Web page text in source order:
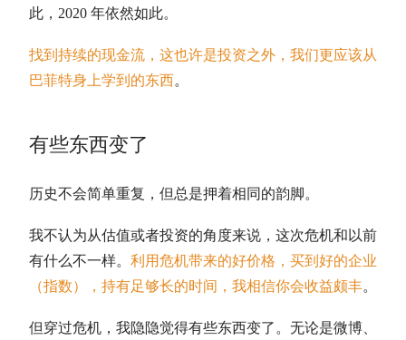
此，2020 年依然如此。
找到持续的现金流 ，这也许是投资之外，我们更应该从
巴菲特身上学到的东西。
有些东西变了
历史不会简单重复，但总是押着相同的韵脚。
我不认为从估值或者投资的角度来说，这次危机和以前
有什么不一样。 利用危机带来的好价格，买到好的企业
（指数），持有足够长的时间，我相信你会收益颇丰。
但穿过危机，我隐隐觉得有些东西变了。无论是微博、